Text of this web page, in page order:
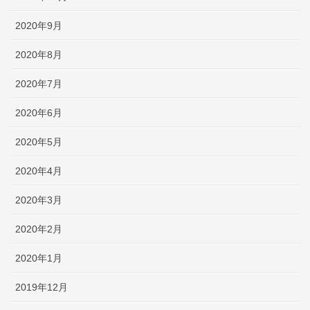
2020年9月
2020年8月
2020年7月
2020年6月
2020年5月
2020年4月
2020年3月
2020年2月
2020年1月
2019年12月